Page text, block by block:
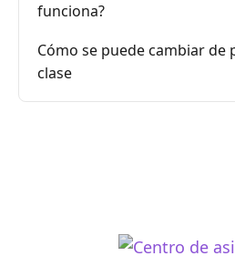
funciona?
Cómo se puede cambiar de
clase